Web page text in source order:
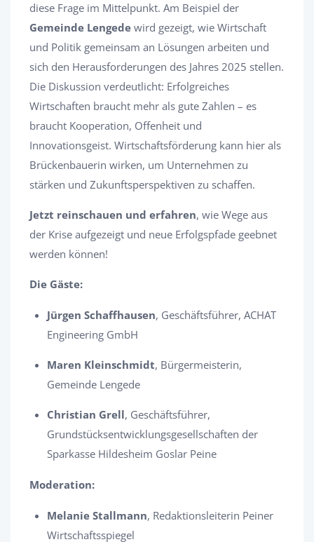
diese Frage im Mittelpunkt. Am Beispiel der
Gemeinde Lengede wird gezeigt, wie Wirtschaft
und Politik gemeinsam an Lösungen arbeiten und
sich den Herausforderungen des Jahres 2025 stellen.
Die Diskussion verdeutlicht: Erfolgreiches
Wirtschaften braucht mehr als gute Zahlen – es
braucht Kooperation, Offenheit und
Innovationsgeist. Wirtschaftsförderung kann hier als
Brückenbauerin wirken, um Unternehmen zu
stärken und Zukunftsperspektiven zu schaffen.
Jetzt reinschauen und erfahren, wie Wege aus
der Krise aufgezeigt und neue Erfolgspfade geebnet
werden können!
Die Gäste:
Jürgen Schaffhausen, Geschäftsführer, ACHAT
Engineering GmbH
Maren Kleinschmidt, Bürgermeisterin,
Gemeinde Lengede
Christian Grell, Geschäftsführer,
Grundstücksentwicklungsgesellschaften der
Sparkasse Hildesheim Goslar Peine
Moderation:
Melanie Stallmann, Redaktionsleiterin Peiner
Wirtschaftsspiegel